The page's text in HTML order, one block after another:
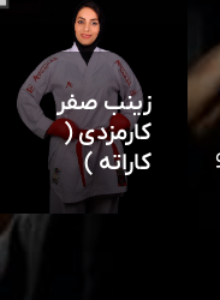
زینب صفر
کارمزدی (
کاراته )